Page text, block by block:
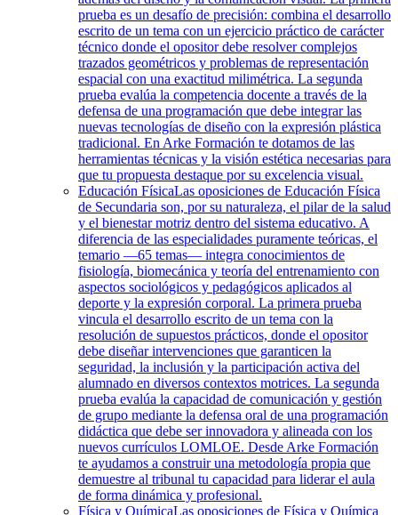
prueba es un desafío de precisión: combina el desarrollo
escrito de un tema con un ejercicio práctico de carácter
técnico donde el opositor debe resolver complejos
trazados geométricos y problemas de representación
espacial con una exactitud milimétrica. La segunda
prueba evalúa la competencia docente a través de la
defensa de una programación que debe integrar las
nuevas tecnologías de diseño con la expresión plástica
tradicional. En Arke Formación te dotamos de las
herramientas técnicas y la visión estética necesarias para
que tu propuesta destaque por su excelencia visual.
Educación FísicaLas oposiciones de Educación Física
de Secundaria son, por su naturaleza, el pilar de la salud
y el bienestar motriz dentro del sistema educativo. A
diferencia de las especialidades puramente teóricas, el
temario —65 temas— integra conocimientos de
fisiología, biomecánica y teoría del entrenamiento con
aspectos sociológicos y pedagógicos aplicados al
deporte y la expresión corporal. La primera prueba
vincula el desarrollo escrito de un tema con la
resolución de supuestos prácticos, donde el opositor
debe diseñar intervenciones que garanticen la
seguridad, la inclusión y la participación activa del
alumnado en diversos contextos motrices. La segunda
prueba evalúa la capacidad de comunicación y gestión
de grupo mediante la defensa oral de una programación
didáctica que debe ser innovadora y alineada con los
nuevos currículos LOMLOE. Desde Arke Formación
te ayudamos a construir una metodología propia que
demuestre al tribunal tu capacidad para liderar el aula
de forma dinámica y profesional.
Física y QuímicaLas oposiciones de Física y Química